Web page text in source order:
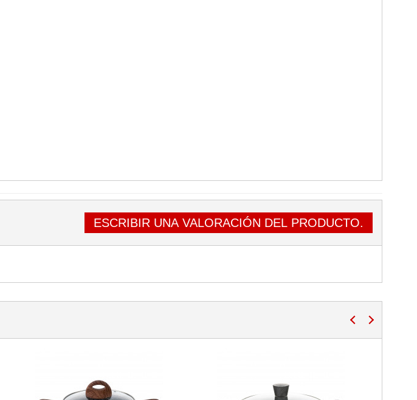
ESCRIBIR UNA VALORACIÓN DEL PRODUCTO.